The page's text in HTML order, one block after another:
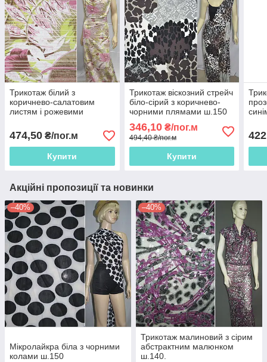
Трикотаж білий з
коричнево-салатовим
листям і рожевими
474,50 ₴/пог.м
Купити
Трикотаж віскозний стрейч
біло-сірий з коричнево-
чорними плямами ш.150
346,10₴/пог.м
494,40 ₴/пог.м
Купити
Акційні пропозиції та новинки
–40%
Мікролайкра біла з чорними
колами ш.150
–40%
Трикотаж малиновий з сірим
абстрактним малюнком
ш.140.